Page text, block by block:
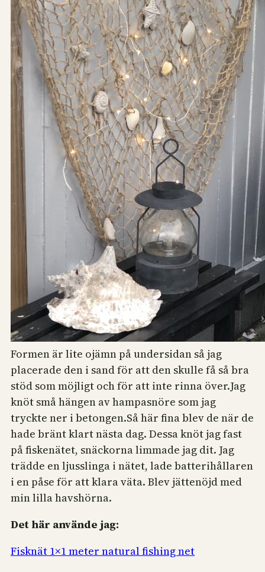
Formen är lite ojämn på undersidan så jag
placerade den i sand för att den skulle få så bra
stöd som möjligt och för att inte rinna över.Jag
knöt små hängen av hampasnöre som jag
tryckte ner i betongen.Så här fina blev de när de
hade bränt klart nästa dag. Dessa knöt jag fast
på fiskenätet, snäckorna limmade jag dit. Jag
trädde en ljusslinga i nätet, lade batterihållaren
i en påse för att klara väta. Blev jättenöjd med
min lilla havshörna.
Det här använde jag:
Fisknät 1×1 meter natural fishing net